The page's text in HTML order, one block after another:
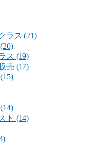
ラス (21)
(20)
ス (19)
売 (17)
(15)
(14)
ト (14)